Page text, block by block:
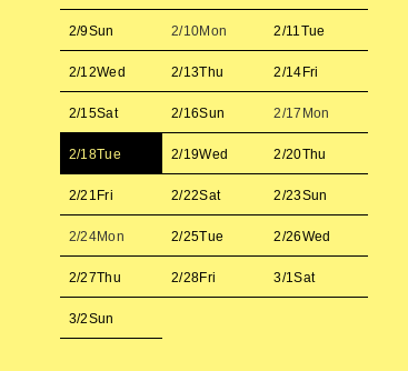
2/9Sun 2/10Mon 2/11Tue
2/12Wed 2/13Thu 2/14Fri
2/15Sat 2/16Sun 2/17Mon
2/18Tue 2/19Wed 2/20Thu
2/21Fri 2/22Sat 2/23Sun
2/24Mon 2/25Tue 2/26Wed
2/27Thu 2/28Fri 3/1Sat
3/2Sun